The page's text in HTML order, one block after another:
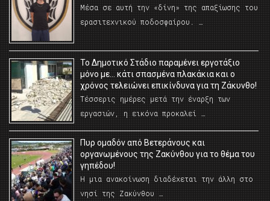
Μέσα σε αυτή την «δίνη» της απαξίωσης του
ερασιτεχνικού ποδοσφαίρου. …
Το Δημοτικό Στάδιο παραμένει εργοτάξιο
μόνο με… κάτι σπασμένα πλακάκια και ο
χρόνος τελειώνει επικίνδυνα για τη Ζάκυνθο!
Τέσσερις ημέρες μετά την έναρξη των
εργασιών, η εικόνα προκαλεί …
Πυρ ομαδόν από Βετεράνους και
οργανωμένους της Ζακύνθου για το θέμα του
γηπέδου!
Η μια ανακοίνωση διαδέχεται την άλλη στο
νησί της Ζακύνθου …